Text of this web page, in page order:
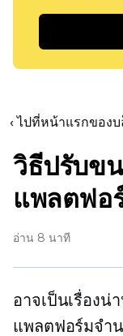
‹ ไปที่หน้าแรกของ
วิธีปรับข
แพลตฟอ
อ่าน 8 นาที
อาจเป็นเรื่อง
แพลตฟอร์มจำ